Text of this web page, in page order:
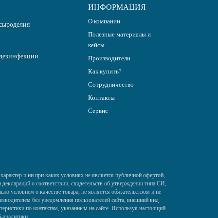
ИНФОРМАЦИЯ
О компании
Полезные материалы и
кейсы
Производители
Как купить?
Сотрудничество
Контакты
Сервис
и ни при каких условиях не является публичной офертой,
о соответствии, свидетельств об утверждении типа СИ,
условием о качестве товара, не является обязательством и не
без уведомления пользователей сайта, внешний вид
по контактам, указанным на сайте. Используя настоящий